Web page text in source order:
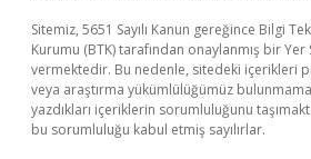
Sitemiz, 5651 Sayılı Kanun gereğince Bilgi
Kurumu (BTK) tarafından onaylanmış bir Yer
vermektedir. Bu nedenle, sitedeki içerikleri
veya araştırma yükümlülüğümüz
yazdıkları içeriklerin sorumluluğunu
bu sorumluluğu kabul etmiş sayılırlar.